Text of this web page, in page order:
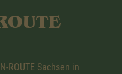
ROUTE Sachsen in